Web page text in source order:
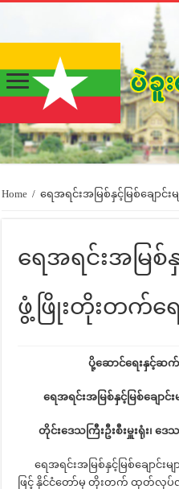
Home / ရေအရင်းအမြစ်နှင့်မြစ်ချောင်း
ရေအရင်းအမြစ်နှ
ဖွံ့ဖြိုးတိုးတက်ရေ
ပို့ဆောင်ရေးနှင့်ဆ
ရေအရင်းအမြစ်နှင့်မြစ်ချောင်
တိုင်းဒေသကြီးဦးစီးမှူးရုံး၊ ဒေ
ရေအရင်းအမြစ်နှင့်မြစ်ချောင်းမ
ဖြင့် နိုင်ငံတော်မှ တိုးတက် ထုတ်လုပ်